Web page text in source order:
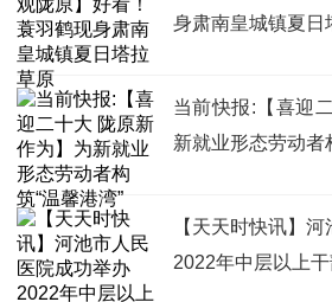
身肃南皇城镇夏日
当前快报:【喜迎
新就业形态劳动者
【天天时快讯】
2022年中层以上